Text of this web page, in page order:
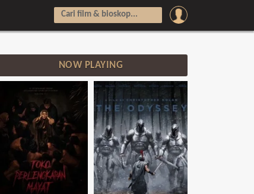
NOW PLAYING